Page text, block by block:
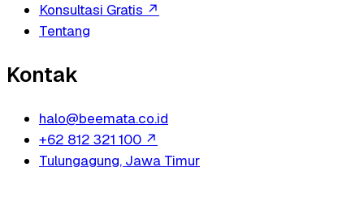
Konsultasi Gratis ↗
Tentang
Kontak
halo@beemata.co.id
+62 812 321 100 ↗
Tulungagung, Jawa Timur